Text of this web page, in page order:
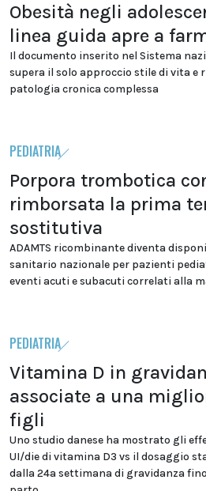
Obesità negli
linea guida apre a
Il documento inserito nel Sistema
supera il solo approccio stile di vita e
patologia cronica complessa
PEDIATRIA
Porpora trombotica
rimborsata la prima
sostitutiva
ADAMTS ricombinante diventa
sanitario nazionale per pazienti
eventi acuti e subacuti correlati alla
PEDIATRIA
Vitamina D in
associate a una
figli
Uno studio danese ha mostrato gli
UI/die di vitamina D3 vs il dosaggio
dalla 24a settimana di gravidanza